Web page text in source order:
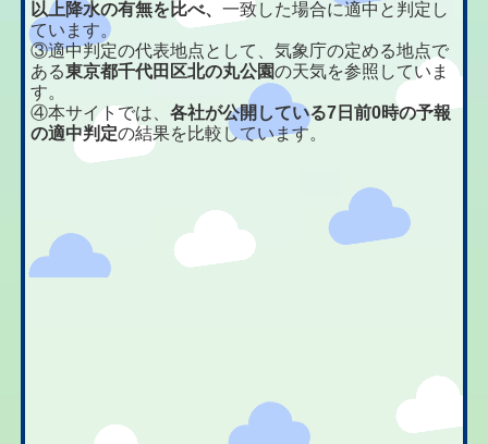
以上降水の有無を比べ、一致した場合に適中と判定し
ています。
③適中判定の代表地点として、気象庁の定める地点で
ある東京都千代田区北の丸公園の天気を参照していま
す。
④本サイトでは、各社が公開している7日前0時の予報
の適中判定の結果を比較しています。